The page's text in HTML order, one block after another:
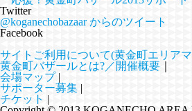
Twitter
@koganechobazaar からのツイート
Facebook
サイトご利用について(黄金町エリア
黄金町バザールとは?／開催概要
会場マップ|
サポーター募集 |
チケット |